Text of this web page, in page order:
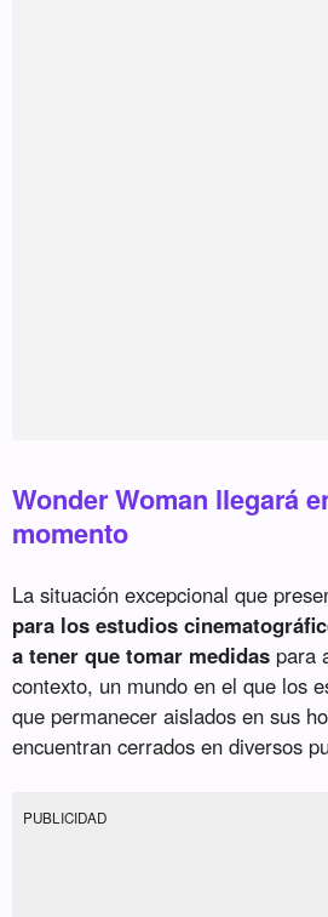
Wonder Woman llegará
momento
La situación excepcional que
para los estudios
a tener que tomar medidas para
contexto, un mundo en el que los
que permanecer aislados en sus
encuentran cerrados en diversos
PUBLICIDAD